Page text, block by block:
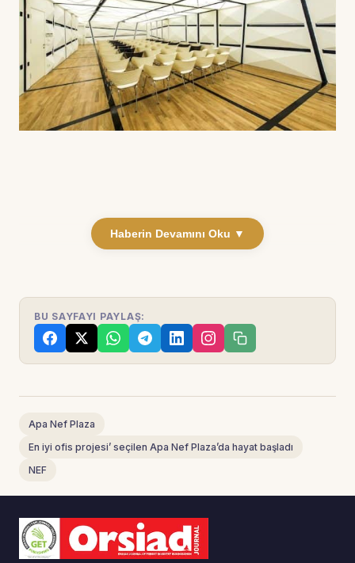
Haberin Devamını Oku ▼
BU SAYFAYI PAYLAŞ:
Apa Nef Plaza
En iyi ofis projesi’ seçilen Apa Nef Plaza’da hayat başladı
NEF